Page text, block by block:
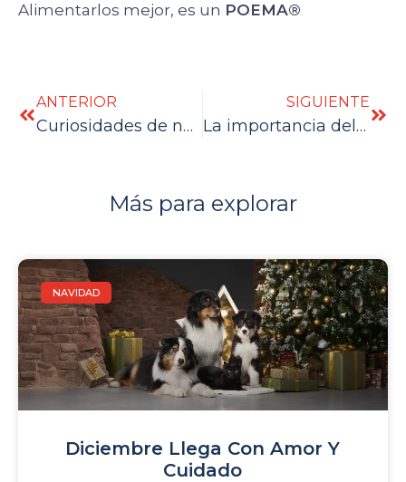
Alimentarlos mejor, es un POEMA®
ANTERIOR
Curiosidades de nuestros perros
SIGUIENTE
La importancia del pelo en tu perro
Más para explorar
NAVIDAD
Diciembre Llega Con Amor Y
Cuidado